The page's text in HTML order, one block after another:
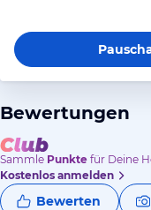
Bewertungen
Sammle Punkte für Deine
Kostenlos anmelden
Bewerten